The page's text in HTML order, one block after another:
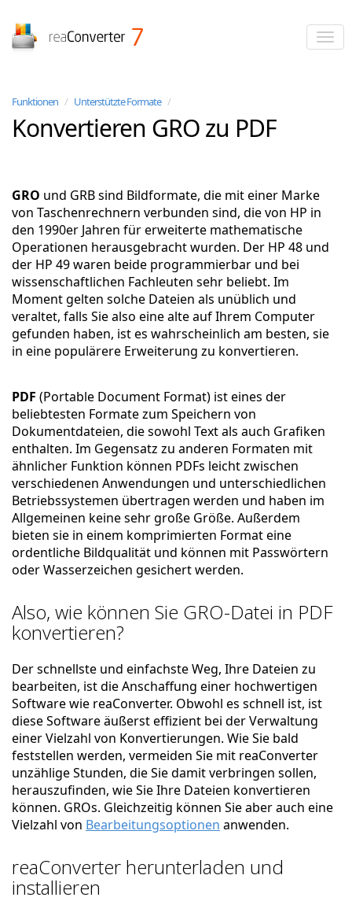
Funktionen / Unterstützte Formate /
Konvertieren GRO zu PDF
GRO und GRB sind Bildformate, die mit einer Marke
von Taschenrechnern verbunden sind, die von HP in
den 1990er Jahren für erweiterte mathematische
Operationen herausgebracht wurden. Der HP 48 und
der HP 49 waren beide programmierbar und bei
wissenschaftlichen Fachleuten sehr beliebt. Im
Moment gelten solche Dateien als unüblich und
veraltet, falls Sie also eine alte auf Ihrem Computer
gefunden haben, ist es wahrscheinlich am besten, sie
in eine populärere Erweiterung zu konvertieren.
PDF (Portable Document Format) ist eines der
beliebtesten Formate zum Speichern von
Dokumentdateien, die sowohl Text als auch Grafiken
enthalten. Im Gegensatz zu anderen Formaten mit
ähnlicher Funktion können PDFs leicht zwischen
verschiedenen Anwendungen und unterschiedlichen
Betriebssystemen übertragen werden und haben im
Allgemeinen keine sehr große Größe. Außerdem
bieten sie in einem komprimierten Format eine
ordentliche Bildqualität und können mit Passwörtern
oder Wasserzeichen gesichert werden.
Also, wie können Sie GRO-Datei in PDF
konvertieren?
Der schnellste und einfachste Weg, Ihre Dateien zu
bearbeiten, ist die Anschaffung einer hochwertigen
Software wie reaConverter. Obwohl es schnell ist, ist
diese Software äußerst effizient bei der Verwaltung
einer Vielzahl von Konvertierungen. Wie Sie bald
feststellen werden, vermeiden Sie mit reaConverter
unzählige Stunden, die Sie damit verbringen sollen,
herauszufinden, wie Sie Ihre Dateien konvertieren
können. GROs. Gleichzeitig können Sie aber auch eine
Vielzahl von Bearbeitungsoptionen anwenden.
reaConverter herunterladen und
installieren